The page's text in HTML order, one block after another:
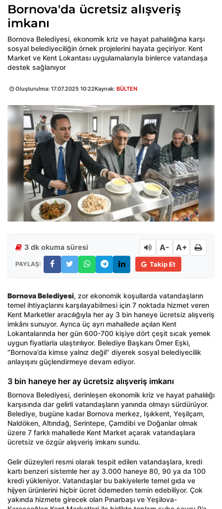
Bornova'da ücretsiz alışveriş
imkanı
Bornova Belediyesi, ekonomik kriz ve hayat pahalılığına karşı
sosyal belediyeciliğin örnek projelerini hayata geçiriyor. Kent
Market ve Kent Lokantası uygulamalarıyla binlerce vatandaşa
destek sağlanıyor
Oluşturulma: 17.07.2025 10:22Kaynak: BÜLTEN
3 dk okuma süresi A- A+
PAYLAŞ: Takip Et
Bornova Belediyesi, zor ekonomik koşullarda vatandaşların
temel ihtiyaçlarını karşılayabilmesi için 7 noktada hizmet veren
Kent Marketler aracılığıyla her ay 3 bin haneye ücretsiz alışveriş
imkânı sunuyor. Ayrıca üç ayrı mahallede açılan Kent
Lokantalarında her gün 600-700 kişiye dört çeşit sıcak yemek
uygun fiyatlarla ulaştırılıyor. Belediye Başkanı Ömer Eşki,
“Bornova’da kimse yalnız değil” diyerek sosyal belediyecilik
anlayışını güçlendirmeye devam ediyor.
3 bin haneye her ay ücretsiz alışveriş imkanı
Bornova Belediyesi, derinleşen ekonomik kriz ve hayat pahalılığı
karşısında dar gelirli vatandaşların yanında olmayı sürdürüyor.
Belediye, bugüne kadar Bornova merkez, Işıkkent, Yeşilçam,
Naldöken, Altındağ, Serintepe, Çamdibi ve Doğanlar olmak
üzere 7 farklı mahallede Kent Market açarak vatandaşlara
ücretsiz ve özgür alışveriş imkanı sundu.
Gelir düzeyleri resmi olarak tespit edilen vatandaşlara, kredi
kartı benzeri sistemle her ay 3.000 haneye 80, 90 ya da 100
kredi yükleniyor. Vatandaşlar bu bakiyelerle temel gıda ve
hijyen ürünlerini hiçbir ücret ödemeden temin edebiliyor. Çok
yakında hizmete girecek olan Pınarbaşı ve Yeşilova-